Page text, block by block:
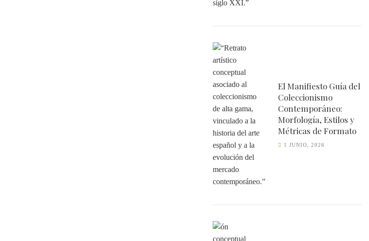
El Manifiesto Guía del
Coleccionismo
Contemporáneo:
Morfología, Estilos y
Métricas de Formato
1 JUNIO, 2026